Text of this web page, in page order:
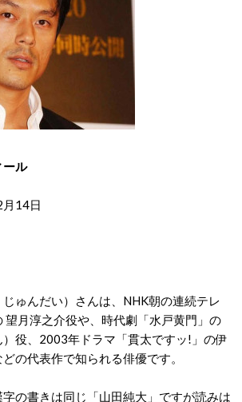
ール
14日
ゅんだい）さんは、NHK朝の連続テレ
望月淳之介役や、時代劇「水戸黄門」の
役、2003年ドラマ「貫太ですッ!」の伊
の代表作で知られる俳優です。
の書きは同じ「山田純大」ですが読みは